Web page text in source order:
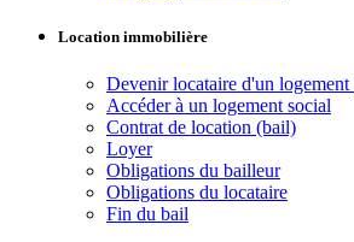
Location immobilière
Devenir locataire d'un
Accéder à un logement social
Contrat de location (bail)
Loyer
Obligations du bailleur
Obligations du locataire
Fin du bail